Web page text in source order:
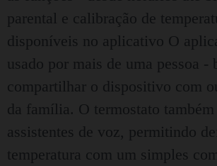
parental e calibração de
disponíveis no aplicativo O
usado por mais de uma pessoa -
compartilhar o dispositivo com
da família. O termostato
assistentes de voz, permitindo
temperatura com um simples